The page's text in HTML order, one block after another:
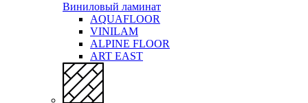
Виниловый ламинат
AQUAFLOOR
VINILAM
ALPINE FLOOR
ART EAST